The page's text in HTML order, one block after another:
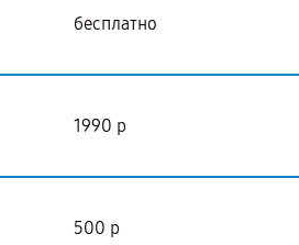
бесплатно
1990 р
500 р